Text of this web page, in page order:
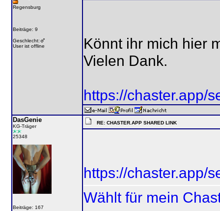
Regensburg
Beiträge: 9
Geschlecht:
User ist offline
Könnt ihr mich hier
Vielen Dank.
https://chaster.app/
DasGenie
KG-Träger
25348
Beiträge: 167
RE: CHASTER.APP SHARED LINK
https://chaster.app/
Wählt für mein